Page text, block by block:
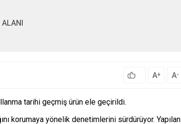
ALANI
A+ A-
tarihi geçmiş ürün ele geçirildi.
korumaya yönelik denetimlerini sürdürüyor. Yapılan